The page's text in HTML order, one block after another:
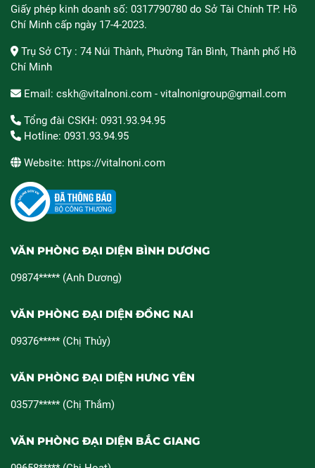
Giấy phép kinh doanh số: 0317790780 do Sở Tài Chính TP. Hồ
Chí Minh cấp ngày 17-4-2023.
Trụ Sở CTy : 74 Núi Thành, Phường Tân Bình, Thành phố Hồ
Chí Minh
Email: cskh@vitalnoni.com - vitalnonigroup@gmail.com
Tổng đài CSKH: 0931.93.94.95
Hotline: 0931.93.94.95
Website: https://vitalnoni.com
VĂN PHÒNG ĐẠI DIỆN BÌNH DƯƠNG
09874***** (Anh Dương)
VĂN PHÒNG ĐẠI DIỆN ĐỒNG NAI
09376***** (Chị Thủy)
VĂN PHÒNG ĐẠI DIỆN HƯNG YÊN
03577***** (Chị Thắm)
VĂN PHÒNG ĐẠI DIỆN BẮC GIANG